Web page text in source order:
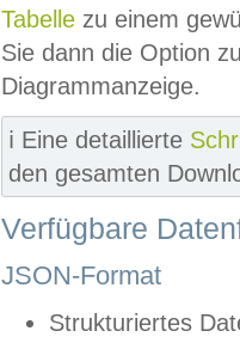
Tabelle zu einem
Sie dann die Option
Diagrammanzeige.
ℹ️ Eine detaillierte
den gesamten
Verfügbare
JSON-Format
Strukturiertes